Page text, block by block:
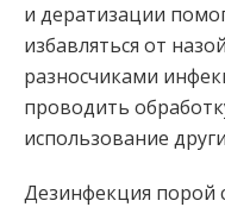
и дератизации
избавляться от
разносчиками
проводить
использование
Дезинфекция порой